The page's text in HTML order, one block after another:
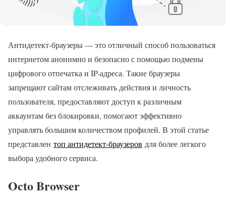
Антидетект-браузеры — это отличный способ пользоваться
интернетом анонимно и безопасно с помощью подмены
цифрового отпечатка и IP-адреса. Такие браузеры
запрещают сайтам отслеживать действия и личность
пользователя, предоставляют доступ к различным
аккаунтам без блокировки, помогают эффективно
управлять большим количеством профилей. В этой статье
представлен топ антидетект-браузеров для более легкого
выбора удобного сервиса.
Octo Browser